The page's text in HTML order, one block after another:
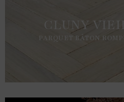
CLUNY
PARQUET BÂTON